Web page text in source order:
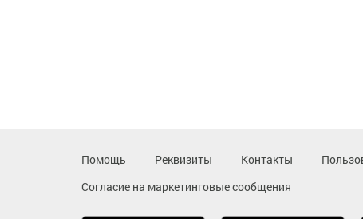
Помощь Реквизиты Контакты
Согласие на маркетинговые сообщения